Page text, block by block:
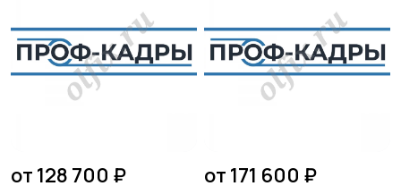
от 128 700 ₽ от 171 600 ₽